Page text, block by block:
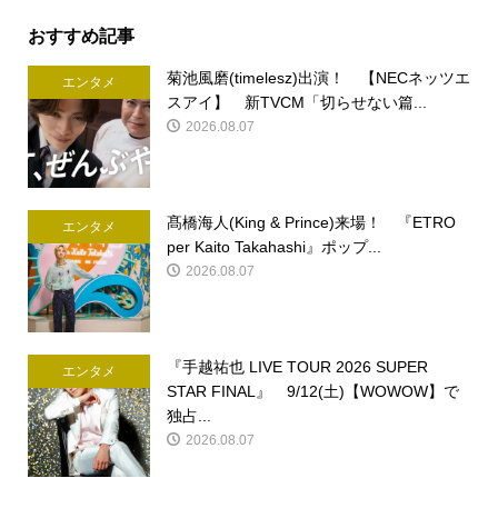
おすすめ記事
エンタメ
菊池風磨(timelesz)出演！ 【NECネッツエ
スアイ】 新TVCM「切らせない篇...
2026.08.07
エンタメ
髙橋海人(King & Prince)来場！ 『ETRO
per Kaito Takahashi』ポップ...
2026.08.07
エンタメ
『手越祐也 LIVE TOUR 2026 SUPER
STAR FINAL』 9/12(土)【WOWOW】で
独占...
2026.08.07